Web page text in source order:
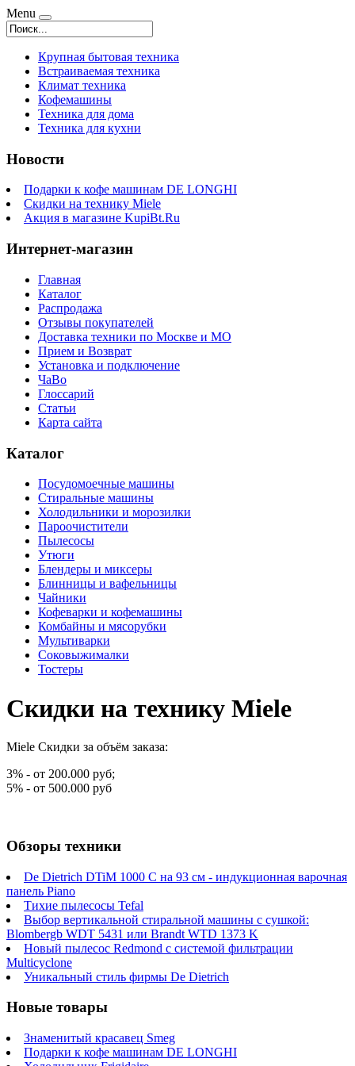
Menu
Крупная бытовая техника
Встраиваемая техника
Климат техника
Кофемашины
Техника для дома
Техника для кухни
Новости
Подарки к кофе машинам DE LONGHI
Скидки на технику Miele
Акция в магазине KupiBt.Ru
Интернет-магазин
Главная
Каталог
Распродажа
Отзывы покупателей
Доставка техники по Москве и МО
Прием и Возврат
Установка и подключение
ЧаВо
Глоссарий
Статьи
Карта сайта
Каталог
Посудомоечные машины
Стиральные машины
Холодильники и морозилки
Пароочистители
Пылесосы
Утюги
Блендеры и миксеры
Блинницы и вафельницы
Чайники
Кофеварки и кофемашины
Комбайны и мясорубки
Мультиварки
Соковыжималки
Тостеры
Скидки на технику Miele
Miele Скидки за объём заказа:
3% - от 200.000 руб;
5% - от 500.000 руб
Обзоры техники
De Dietrich DTiM 1000 C на 93 см - индукционная варочная
панель Piano
Тихие пылесосы Tefal
Выбор вертикальной стиральной машины с сушкой:
Blombergb WDT 5431 или Brandt WTD 1373 K
Новый пылесос Redmond с системой фильтрации
Multicyclone
Уникальный стиль фирмы De Dietrich
Новые товары
Знаменитый красавец Smeg
Подарки к кофе машинам DE LONGHI